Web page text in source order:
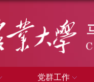
党群工作